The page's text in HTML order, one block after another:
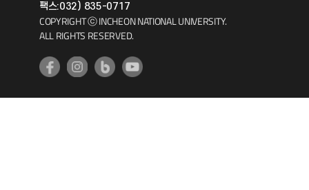
기초교육원
팩스:032) 835-0717
COPYRIGHT ⓒ INCHEON NATIONAL UNIVERSITY.
ALL RIGHTS RESERVED.